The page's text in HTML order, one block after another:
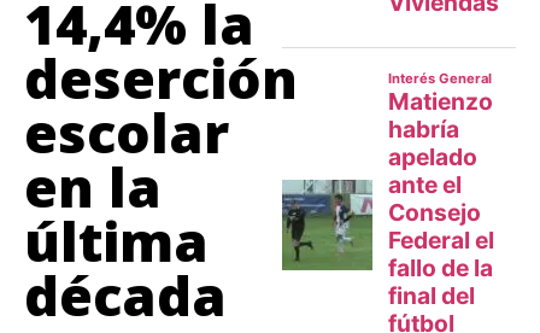
14,4% la
deserción
escolar
en la
última
década